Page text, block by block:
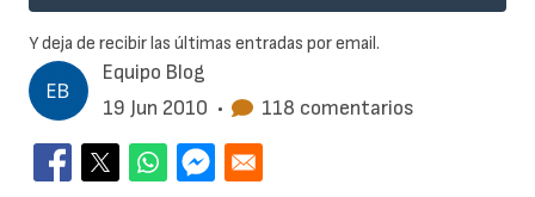
Equipo Blog
19 Jun 2010 • 118 comentarios
Y deja de recibir las últimas entradas por email.